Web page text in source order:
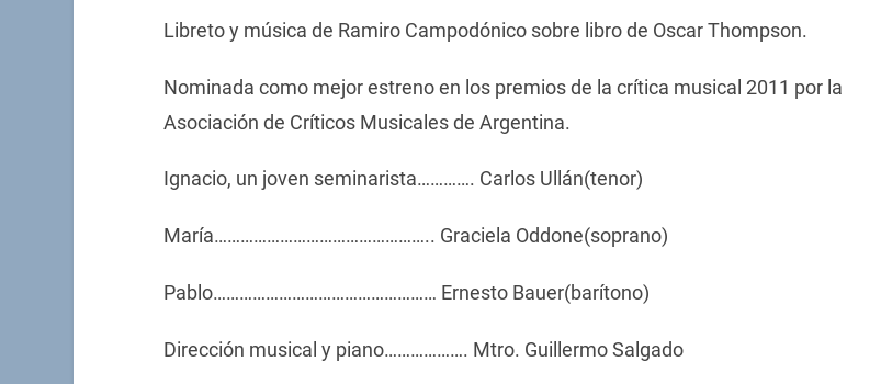
Libreto y música de Ramiro Campodónico sobre libro de Oscar Thompson.
Nominada como mejor estreno en los premios de la crítica musical 2011 por la
Asociación de Críticos Musicales de Argentina.
Ignacio, un joven seminarista…………. Carlos Ullán(tenor)
María………………………………………….. Graciela Oddone(soprano)
Pablo…………………………………………… Ernesto Bauer(barítono)
Dirección musical y piano………………. Mtro. Guillermo Salgado